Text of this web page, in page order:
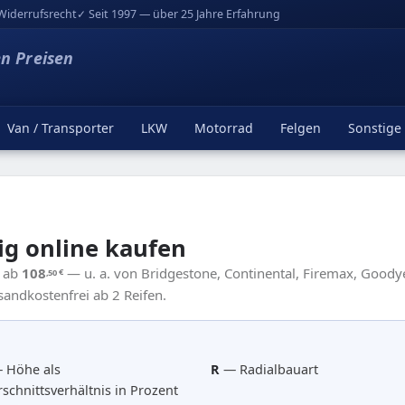
✓ Seit 1997 — über 25 Jahre Erfahrung
Preisen
Van / Transporter LKW Motorrad Felgen Sonstige
online kaufen
108 ,50€ — u. a. von Bridgestone, Continental, Firemax,
ab 2 Reifen.
als
in Prozent
R — Radialbauart